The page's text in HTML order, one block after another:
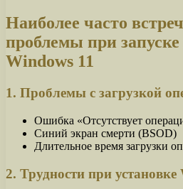
Наиболее часто
проблемы при запуске
Windows 11
1. Проблемы с загрузкой
Ошибка «Отсутствует
Синий экран смерти (BSOD)
Длительное время загрузки
2. Трудности при установке